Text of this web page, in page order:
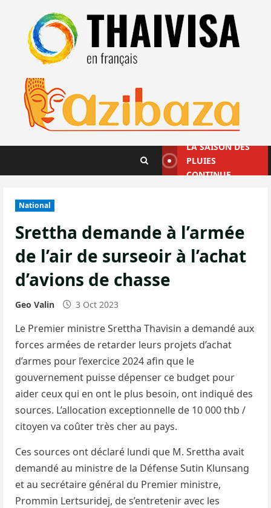
contenu
LA SAISON DES
PLUIES
CONTINUE
National
Srettha demande à l’armée
de l’air de surseoir à l’achat
d’avions de chasse
Geo Valin 3 Oct 2023
Le Premier ministre Srettha Thavisin a demandé aux
forces armées de retarder leurs projets d’achat
d’armes pour l’exercice 2024 afin que le
gouvernement puisse dépenser ce budget pour
aider ceux qui en ont le plus besoin, ont indiqué des
sources. L’allocation exceptionnelle de 10 000 thb /
citoyen va coûter très cher au pays.
Ces sources ont déclaré lundi que M. Srettha avait
demandé au ministre de la Défense Sutin Klunsang
et au secrétaire général du Premier ministre,
Prommin Lertsuridej, de s’entretenir avec les